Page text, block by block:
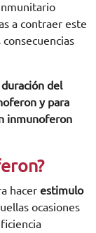
a contraer este
duración del
y para
inmunoferon
hacer estimulo
ocasiones